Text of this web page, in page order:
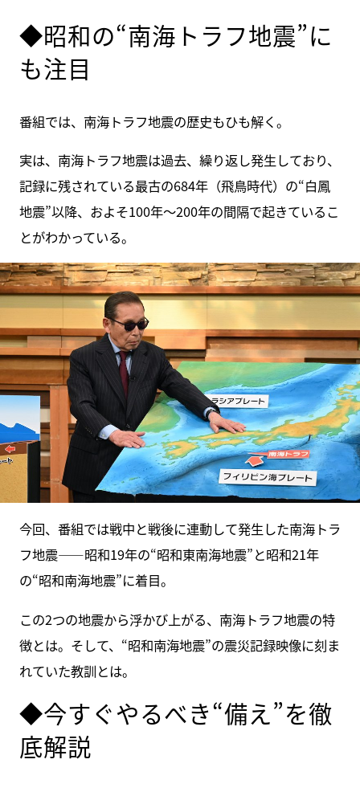
◆昭和の“南海トラフ地震”に
も注目
番組では、南海トラフ地震の歴史もひも解く。
実は、南海トラフ地震は過去、繰り返し発生しており、
記録に残されている最古の684年（飛鳥時代）の“白鳳
地震”以降、およそ100年～200年の間隔で起きているこ
とがわかっている。
今回、番組では戦中と戦後に連動して発生した南海トラ
フ地震――昭和19年の“昭和東南海地震”と昭和21年
の“昭和南海地震”に着目。
この2つの地震から浮かび上がる、南海トラフ地震の特
徴とは。そして、“昭和南海地震”の震災記録映像に刻ま
れていた教訓とは。
◆今すぐやるべき“備え”を徹
底解説